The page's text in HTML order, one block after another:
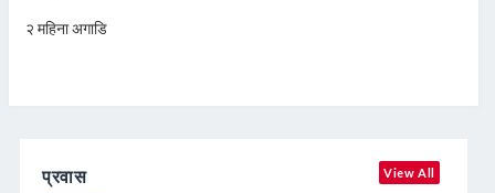
२ महिना अगाडि
प्रवास View All